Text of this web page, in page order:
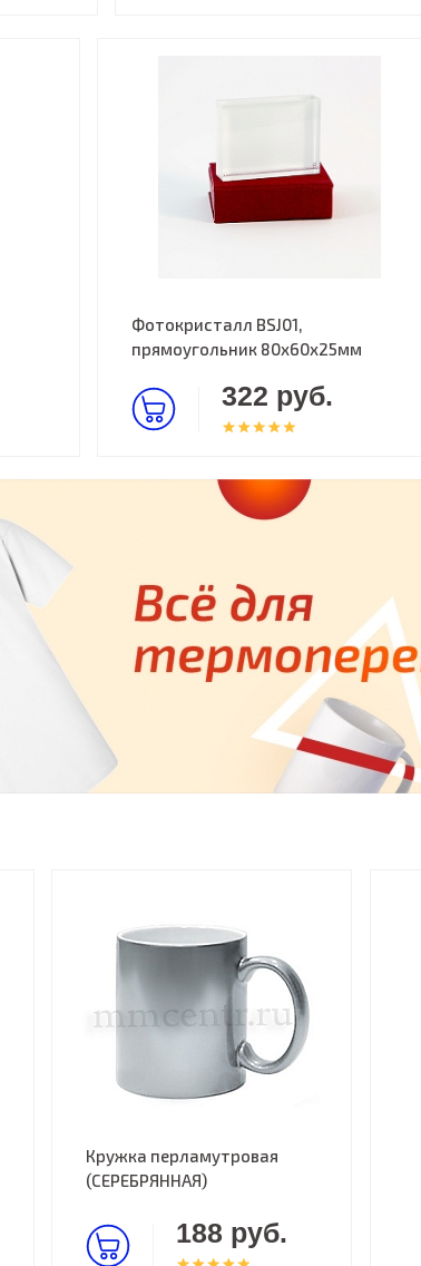
Фотокристалл BSJ01,
прямоугольник 80х60х25мм
322 руб.
Кружка перламутровая
(СЕРЕБРЯННАЯ)
188 руб.